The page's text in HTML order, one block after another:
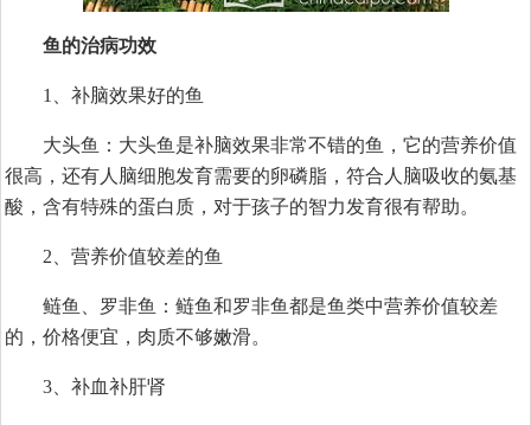
鱼的治病功效
1、补脑效果好的鱼
大头鱼：大头鱼是补脑效果非常不错的鱼，它的营养价值
很高，还有人脑细胞发育需要的卵磷脂，符合人脑吸收的氨基
酸，含有特殊的蛋白质，对于孩子的智力发育很有帮助。
2、营养价值较差的鱼
鲢鱼、罗非鱼：鲢鱼和罗非鱼都是鱼类中营养价值较差
的，价格便宜，肉质不够嫩滑。
3、补血补肝肾